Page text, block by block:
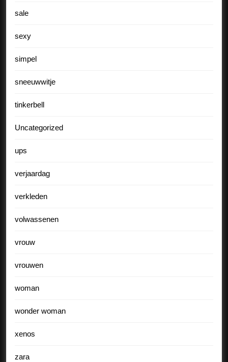
sale
sexy
simpel
sneeuwwitje
tinkerbell
Uncategorized
ups
verjaardag
verkleden
volwassenen
vrouw
vrouwen
woman
wonder woman
xenos
zara